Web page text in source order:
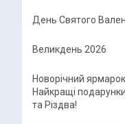
День Святого
Великдень 2026
Новорічний
Найкращі
та Різдва!